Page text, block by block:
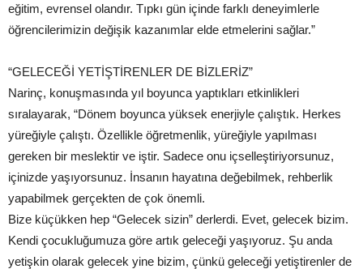
eğitim, evrensel olandır. Tıpkı gün içinde farklı deneyimlerle
öğrencilerimizin değişik kazanımlar elde etmelerini sağlar.”
“GELECEĞİ YETİŞTİRENLER DE BİZLERİZ”
Narinç, konuşmasında yıl boyunca yaptıkları etkinlikleri
sıralayarak, “Dönem boyunca yüksek enerjiyle çalıştık. Herkes
yüreğiyle çalıştı. Özellikle öğretmenlik, yüreğiyle yapılması
gereken bir meslektir ve iştir. Sadece onu içselleştiriyorsunuz,
içinizde yaşıyorsunuz. İnsanın hayatına değebilmek, rehberlik
yapabilmek gerçekten de çok önemli.
Bize küçükken hep “Gelecek sizin” derlerdi. Evet, gelecek bizim.
Kendi çocukluğumuza göre artık geleceği yaşıyoruz. Şu anda
yetişkin olarak gelecek yine bizim, çünkü geleceği yetiştirenler de